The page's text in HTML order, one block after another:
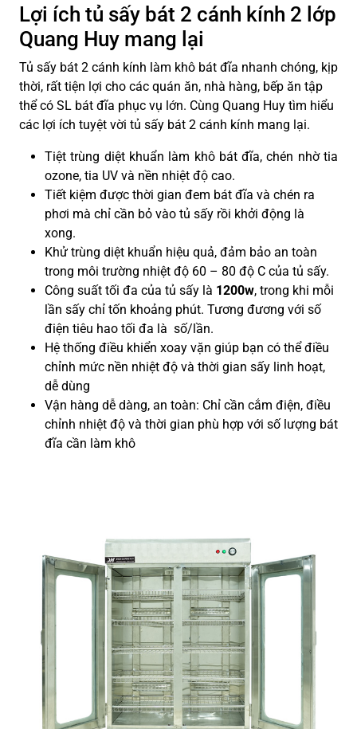
Lợi ích tủ sấy bát 2 cánh kính 2 lớp
Quang Huy mang lại
Tủ sấy bát 2 cánh kính làm khô bát đĩa nhanh chóng, kịp
thời, rất tiện lợi cho các quán ăn, nhà hàng, bếp ăn tập
thể có SL bát đĩa phục vụ lớn. Cùng Quang Huy tìm hiểu
các lợi ích tuyệt vời tủ sấy bát 2 cánh kính mang lại.
Tiệt trùng diệt khuẩn làm khô bát đĩa, chén nhờ tia
ozone, tia UV và nền nhiệt độ cao.
Tiết kiệm được thời gian đem bát đĩa và chén ra
phơi mà chỉ cần bỏ vào tủ sấy rồi khởi động là
xong.
Khử trùng diệt khuẩn hiệu quả, đảm bảo an toàn
trong môi trường nhiệt độ 60 – 80 độ C của tủ sấy.
Công suất tối đa của tủ sấy là 1200w, trong khi mỗi
lần sấy chỉ tốn khoảng phút. Tương đương với số
điện tiêu hao tối đa là số/lần.
Hệ thống điều khiển xoay vặn giúp bạn có thể điều
chỉnh mức nền nhiệt độ và thời gian sấy linh hoạt,
dễ dùng
Vận hàng dễ dàng, an toàn: Chỉ cần cắm điện, điều
chỉnh nhiệt độ và thời gian phù hợp với số lượng bát
đĩa cần làm khô